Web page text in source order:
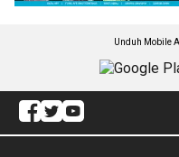
Unduh Mobile